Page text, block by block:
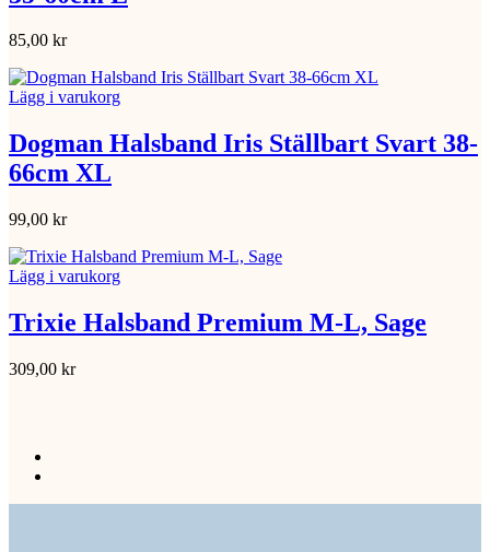
85,00 kr
Lägg i varukorg
Dogman Halsband Iris Ställbart Svart 38-
66cm XL
99,00 kr
Lägg i varukorg
Trixie Halsband Premium M-L, Sage
309,00 kr